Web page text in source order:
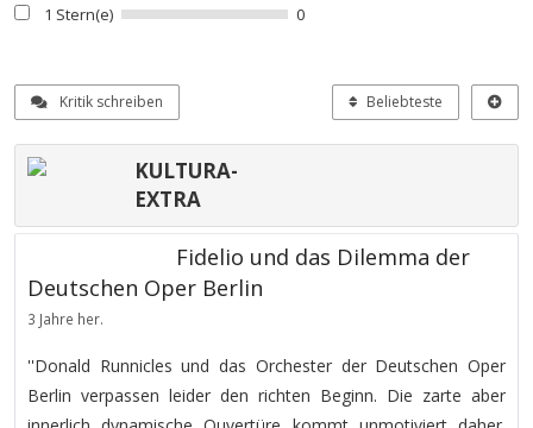
1 Stern(e)
0
Kritik schreiben Beliebteste
KULTURA-
EXTRA
Fidelio und das Dilemma der
Deutschen Oper Berlin
3 Jahre her.
''Donald Runnicles und das Orchester der Deutschen Oper
Berlin verpassen leider den richten Beginn. Die zarte aber